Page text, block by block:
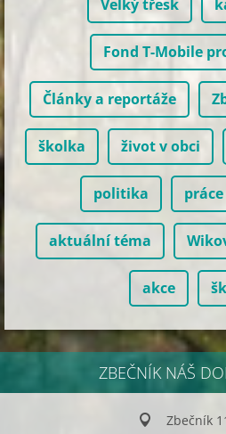
Velký třesk
Fond T-Mobile
Články a reportáže
školka život v obci
politika práce
aktuální téma
akce
ZBEČNÍK NÁŠ
Zbečník